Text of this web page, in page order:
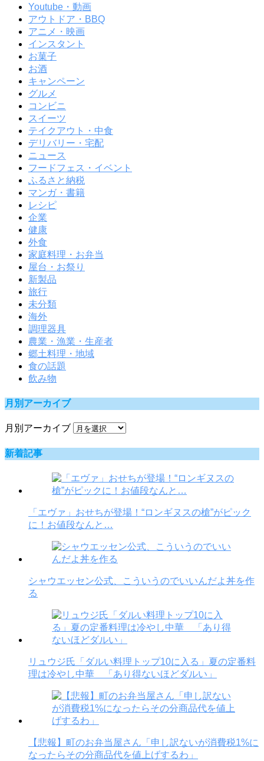
Youtube・動画
アウトドア・BBQ
アニメ・映画
インスタント
お菓子
お酒
キャンペーン
グルメ
コンビニ
スイーツ
テイクアウト・中食
デリバリー・宅配
ニュース
フードフェス・イベント
ふるさと納税
マンガ・書籍
レシピ
企業
健康
外食
家庭料理・お弁当
屋台・お祭り
新製品
旅行
未分類
海外
調理器具
農業・漁業・生産者
郷土料理・地域
食の話題
飲み物
月別アーカイブ
月別アーカイブ
新着記事
「エヴァ」おせちが登場！“ロンギヌスの槍”がピック
に！お値段なんと…
シャウエッセン公式、こういうのでいいんだよ丼を作
る
リュウジ氏「ダルい料理トップ10に入る」夏の定番料
理は冷やし中華 「あり得ないほどダルい」
【悲報】町のお弁当屋さん「申し訳ないが消費税1%に
なったらその分商品代を値上げするわ」